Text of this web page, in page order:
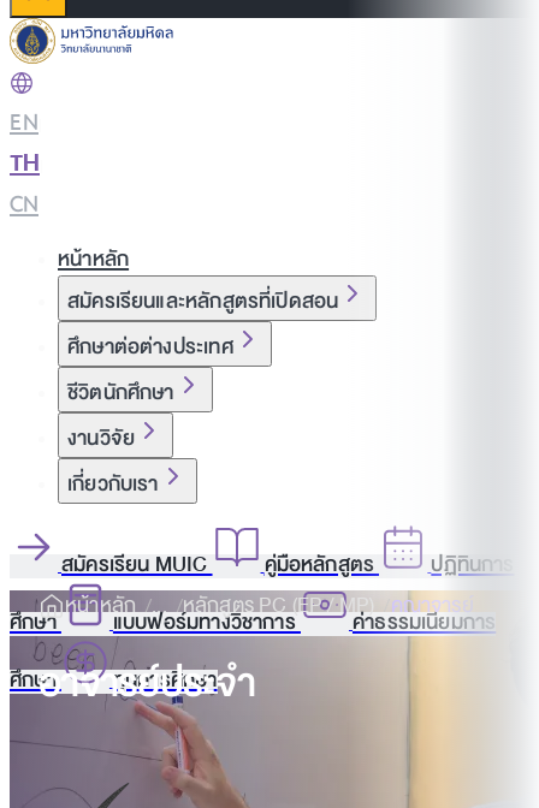
EN
TH
CN
หน้าหลัก
สมัครเรียนและหลักสูตรที่เปิดสอน
ศึกษาต่อต่างประเทศ
ชีวิตนักศึกษา
งานวิจัย
เกี่ยวกับเรา
สมัครเรียน MUIC คู่มือหลักสูตร
ปฏิทินการ
ศึกษา
แบบฟอร์มทางวิชาการ
ค่าธรรมเนียมการ
ศึกษา
ทุนการศึกษา
หน้าหลัก หลักสูตร PC (EP / MP) คณาจารย์
อาจารย์ประจำ